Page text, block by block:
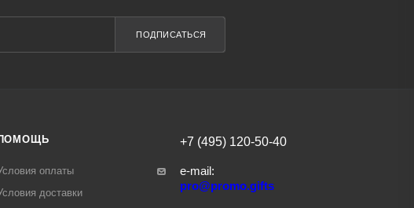
ПОДПИСАТЬСЯ
оплаты
доставки
+7 (495) 120-50-40
e-mail:
pro@promo.gifts